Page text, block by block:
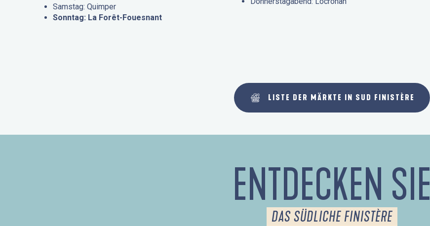
Samstag: Quimper
Sonntag: La Forêt-Fouesnant
LISTE DER MÄRKTE IN SUD FINISTÈRE
ENTDECKEN SIE
DAS SÜDLICHE FINISTÈRE